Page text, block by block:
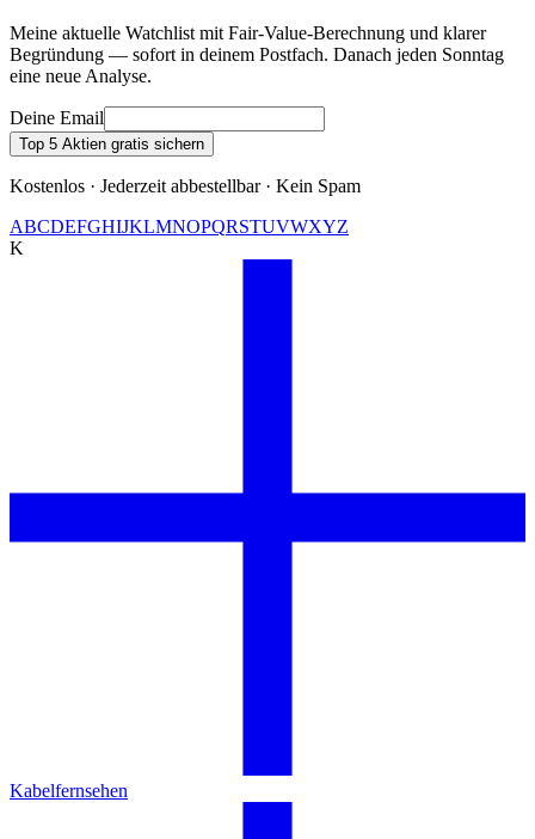
Meine aktuelle Watchlist mit Fair-Value-Berechnung und klarer
Begründung — sofort in deinem Postfach. Danach jeden Sonntag
eine neue Analyse.
Deine Email
Top 5 Aktien gratis sichern
Kostenlos · Jederzeit abbestellbar · Kein Spam
ABCDEFGHIJKLMNOPQRSTUVWXYZ
K
Kabelfernsehen